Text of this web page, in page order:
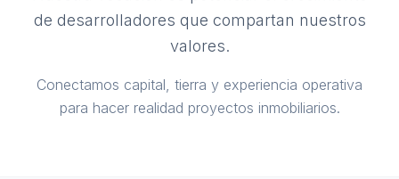
de desarrolladores que compartan nuestros
valores.
Conectamos capital, tierra y experiencia operativa
para hacer realidad proyectos inmobiliarios.